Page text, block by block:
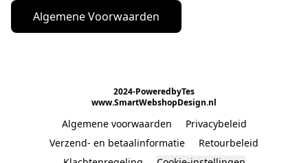
Algemene Voorwaarden
2024-PoweredbyTes
www.SmartWebshopDesign.nl
Algemene voorwaarden
Privacybeleid
Verzend- en betaalinformatie
Retourbeleid